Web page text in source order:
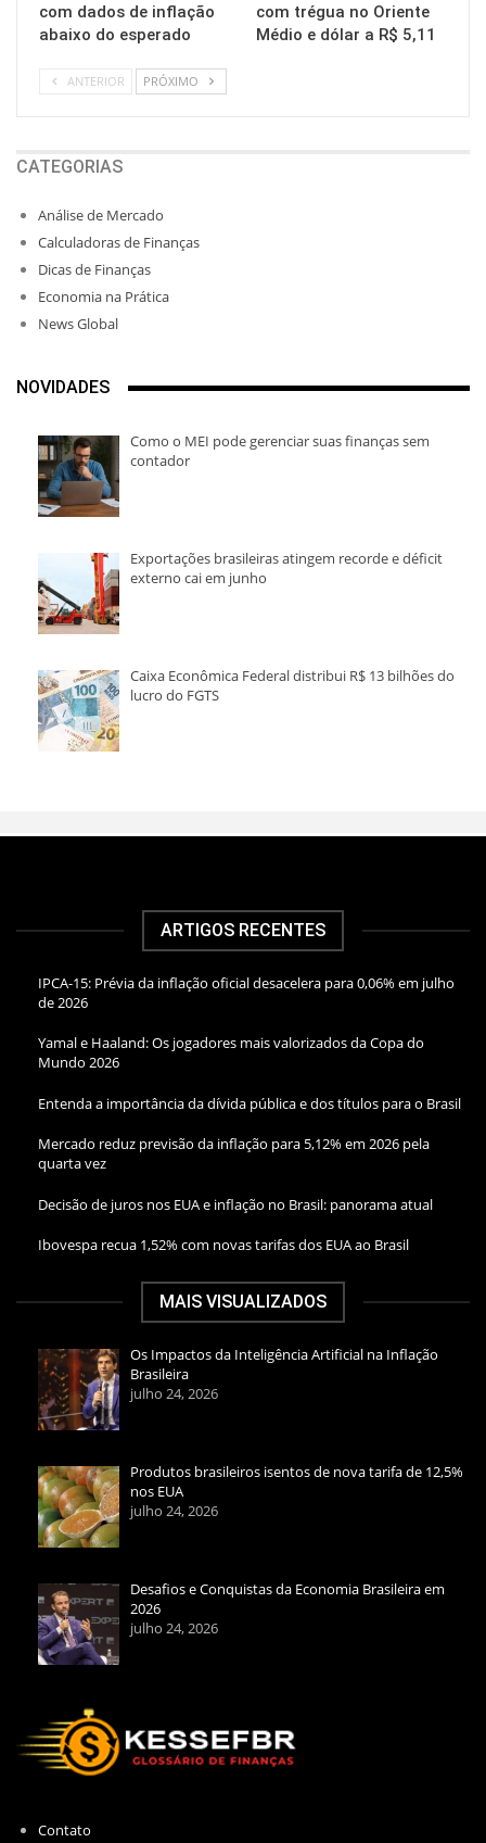
com dados de inflação
abaixo do esperado
com trégua no Oriente
Médio e dólar a R$ 5,11
ANTERIOR PRÓXIMO
CATEGORIAS
Análise de Mercado
Calculadoras de Finanças
Dicas de Finanças
Economia na Prática
News Global
NOVIDADES
Como o MEI pode gerenciar suas finanças sem
contador
Exportações brasileiras atingem recorde e déficit
externo cai em junho
Caixa Econômica Federal distribui R$ 13 bilhões do
lucro do FGTS
ARTIGOS RECENTES
IPCA-15: Prévia da inflação oficial desacelera para 0,06% em julho
de 2026
Yamal e Haaland: Os jogadores mais valorizados da Copa do
Mundo 2026
Entenda a importância da dívida pública e dos títulos para o Brasil
Mercado reduz previsão da inflação para 5,12% em 2026 pela
quarta vez
Decisão de juros nos EUA e inflação no Brasil: panorama atual
Ibovespa recua 1,52% com novas tarifas dos EUA ao Brasil
MAIS VISUALIZADOS
Os Impactos da Inteligência Artificial na Inflação
Brasileira
julho 24, 2026
Produtos brasileiros isentos de nova tarifa de 12,5%
nos EUA
julho 24, 2026
Desafios e Conquistas da Economia Brasileira em
2026
julho 24, 2026
Contato